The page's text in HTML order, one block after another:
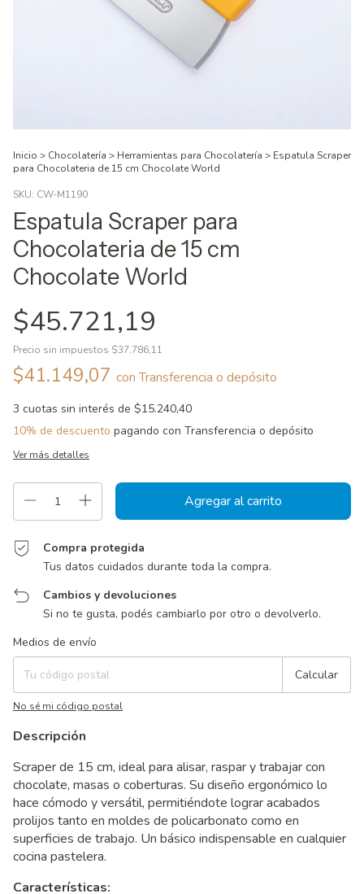
Inicio > Chocolatería > Herramientas para Chocolatería > Espatula Scraper
para Chocolateria de 15 cm Chocolate World
SKU: CW-M1190
Espatula Scraper para
Chocolateria de 15 cm
Chocolate World
$45.721,19
Precio sin impuestos $37.786,11
$41.149,07 con Transferencia o depósito
3 cuotas sin interés de $15.240,40
10% de descuento pagando con Transferencia o depósito
Ver más detalles
Compra protegida
Tus datos cuidados durante toda la compra.
Cambios y devoluciones
Si no te gusta, podés cambiarlo por otro o devolverlo.
Entregas para el CP:
Medios de envío
Calcular
No sé mi código postal
Descripción
Scraper de 15 cm, ideal para alisar, raspar y trabajar con
chocolate, masas o coberturas. Su diseño ergonómico lo
hace cómodo y versátil, permitiéndote lograr acabados
prolijos tanto en moldes de policarbonato como en
superficies de trabajo. Un básico indispensable en cualquier
cocina pastelera.
Características: